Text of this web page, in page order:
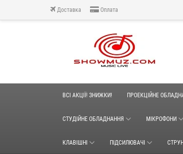
Доставка Оплата
ВСІ АКЦІЇ! ЗНИЖКИ! ПРОЕКЦІЙНЕ
СТУДІЙНЕ ОБЛАДНАННЯ МІКРОФОНИ
КЛАВІШНІ ПІДСИЛЮВАЧІ